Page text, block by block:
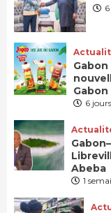
Gabon
6
Abeba
1